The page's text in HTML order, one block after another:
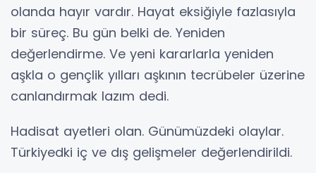
olanda hayır vardır. Hayat eksiğiyle fazlasıyla
bir süreç. Bu gün belki de. Yeniden
değerlendirme. Ve yeni kararlarla yeniden
aşkla o gençlik yılları aşkının tecrübeler üzerine
canlandırmak lazım dedi.
Hadisat ayetleri olan. Günümüzdeki olaylar.
Türkiyedki iç ve dış gelişmeler değerlendirildi.